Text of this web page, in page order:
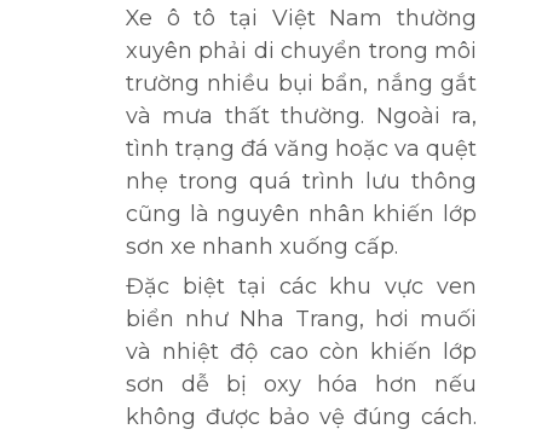
Xe ô tô tại Việt Nam thường
xuyên phải di chuyển trong môi
trường nhiều bụi bẩn, nắng gắt
và mưa thất thường. Ngoài ra,
tình trạng đá văng hoặc va quệt
nhẹ trong quá trình lưu thông
cũng là nguyên nhân khiến lớp
sơn xe nhanh xuống cấp.
Đặc biệt tại các khu vực ven
biển như Nha Trang, hơi muối
và nhiệt độ cao còn khiến lớp
sơn dễ bị oxy hóa hơn nếu
không được bảo vệ đúng cách.